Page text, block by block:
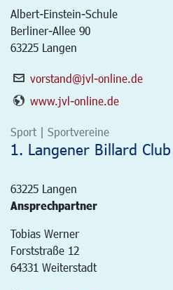
Albert-Einstein-Schule
Berliner-Allee 90
63225 Langen
vorstand@jvl-online.de
www.jvl-online.de
Sport | Sportvereine
1. Langener Billard
63225 Langen
Ansprechpartner
Tobias Werner
Forststraße 12
64331 Weiterstadt